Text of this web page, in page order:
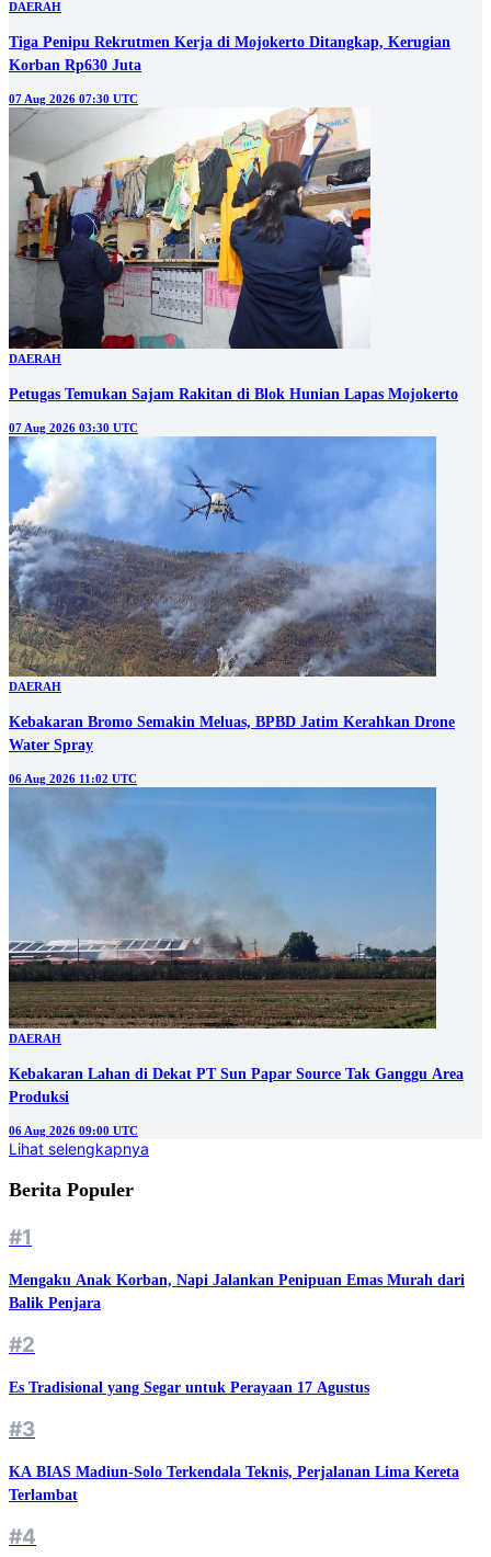
DAERAH
Tiga Penipu Rekrutmen Kerja di Mojokerto Ditangkap, Kerugian
Korban Rp630 Juta
07 Aug 2026 07:30 UTC
DAERAH
Petugas Temukan Sajam Rakitan di Blok Hunian Lapas Mojokerto
07 Aug 2026 03:30 UTC
DAERAH
Kebakaran Bromo Semakin Meluas, BPBD Jatim Kerahkan Drone
Water Spray
06 Aug 2026 11:02 UTC
DAERAH
Kebakaran Lahan di Dekat PT Sun Papar Source Tak Ganggu Area
Produksi
06 Aug 2026 09:00 UTC
Lihat selengkapnya
Berita Populer
#1
Mengaku Anak Korban, Napi Jalankan Penipuan Emas Murah dari
Balik Penjara
#2
Es Tradisional yang Segar untuk Perayaan 17 Agustus
#3
KA BIAS Madiun-Solo Terkendala Teknis, Perjalanan Lima Kereta
Terlambat
#4